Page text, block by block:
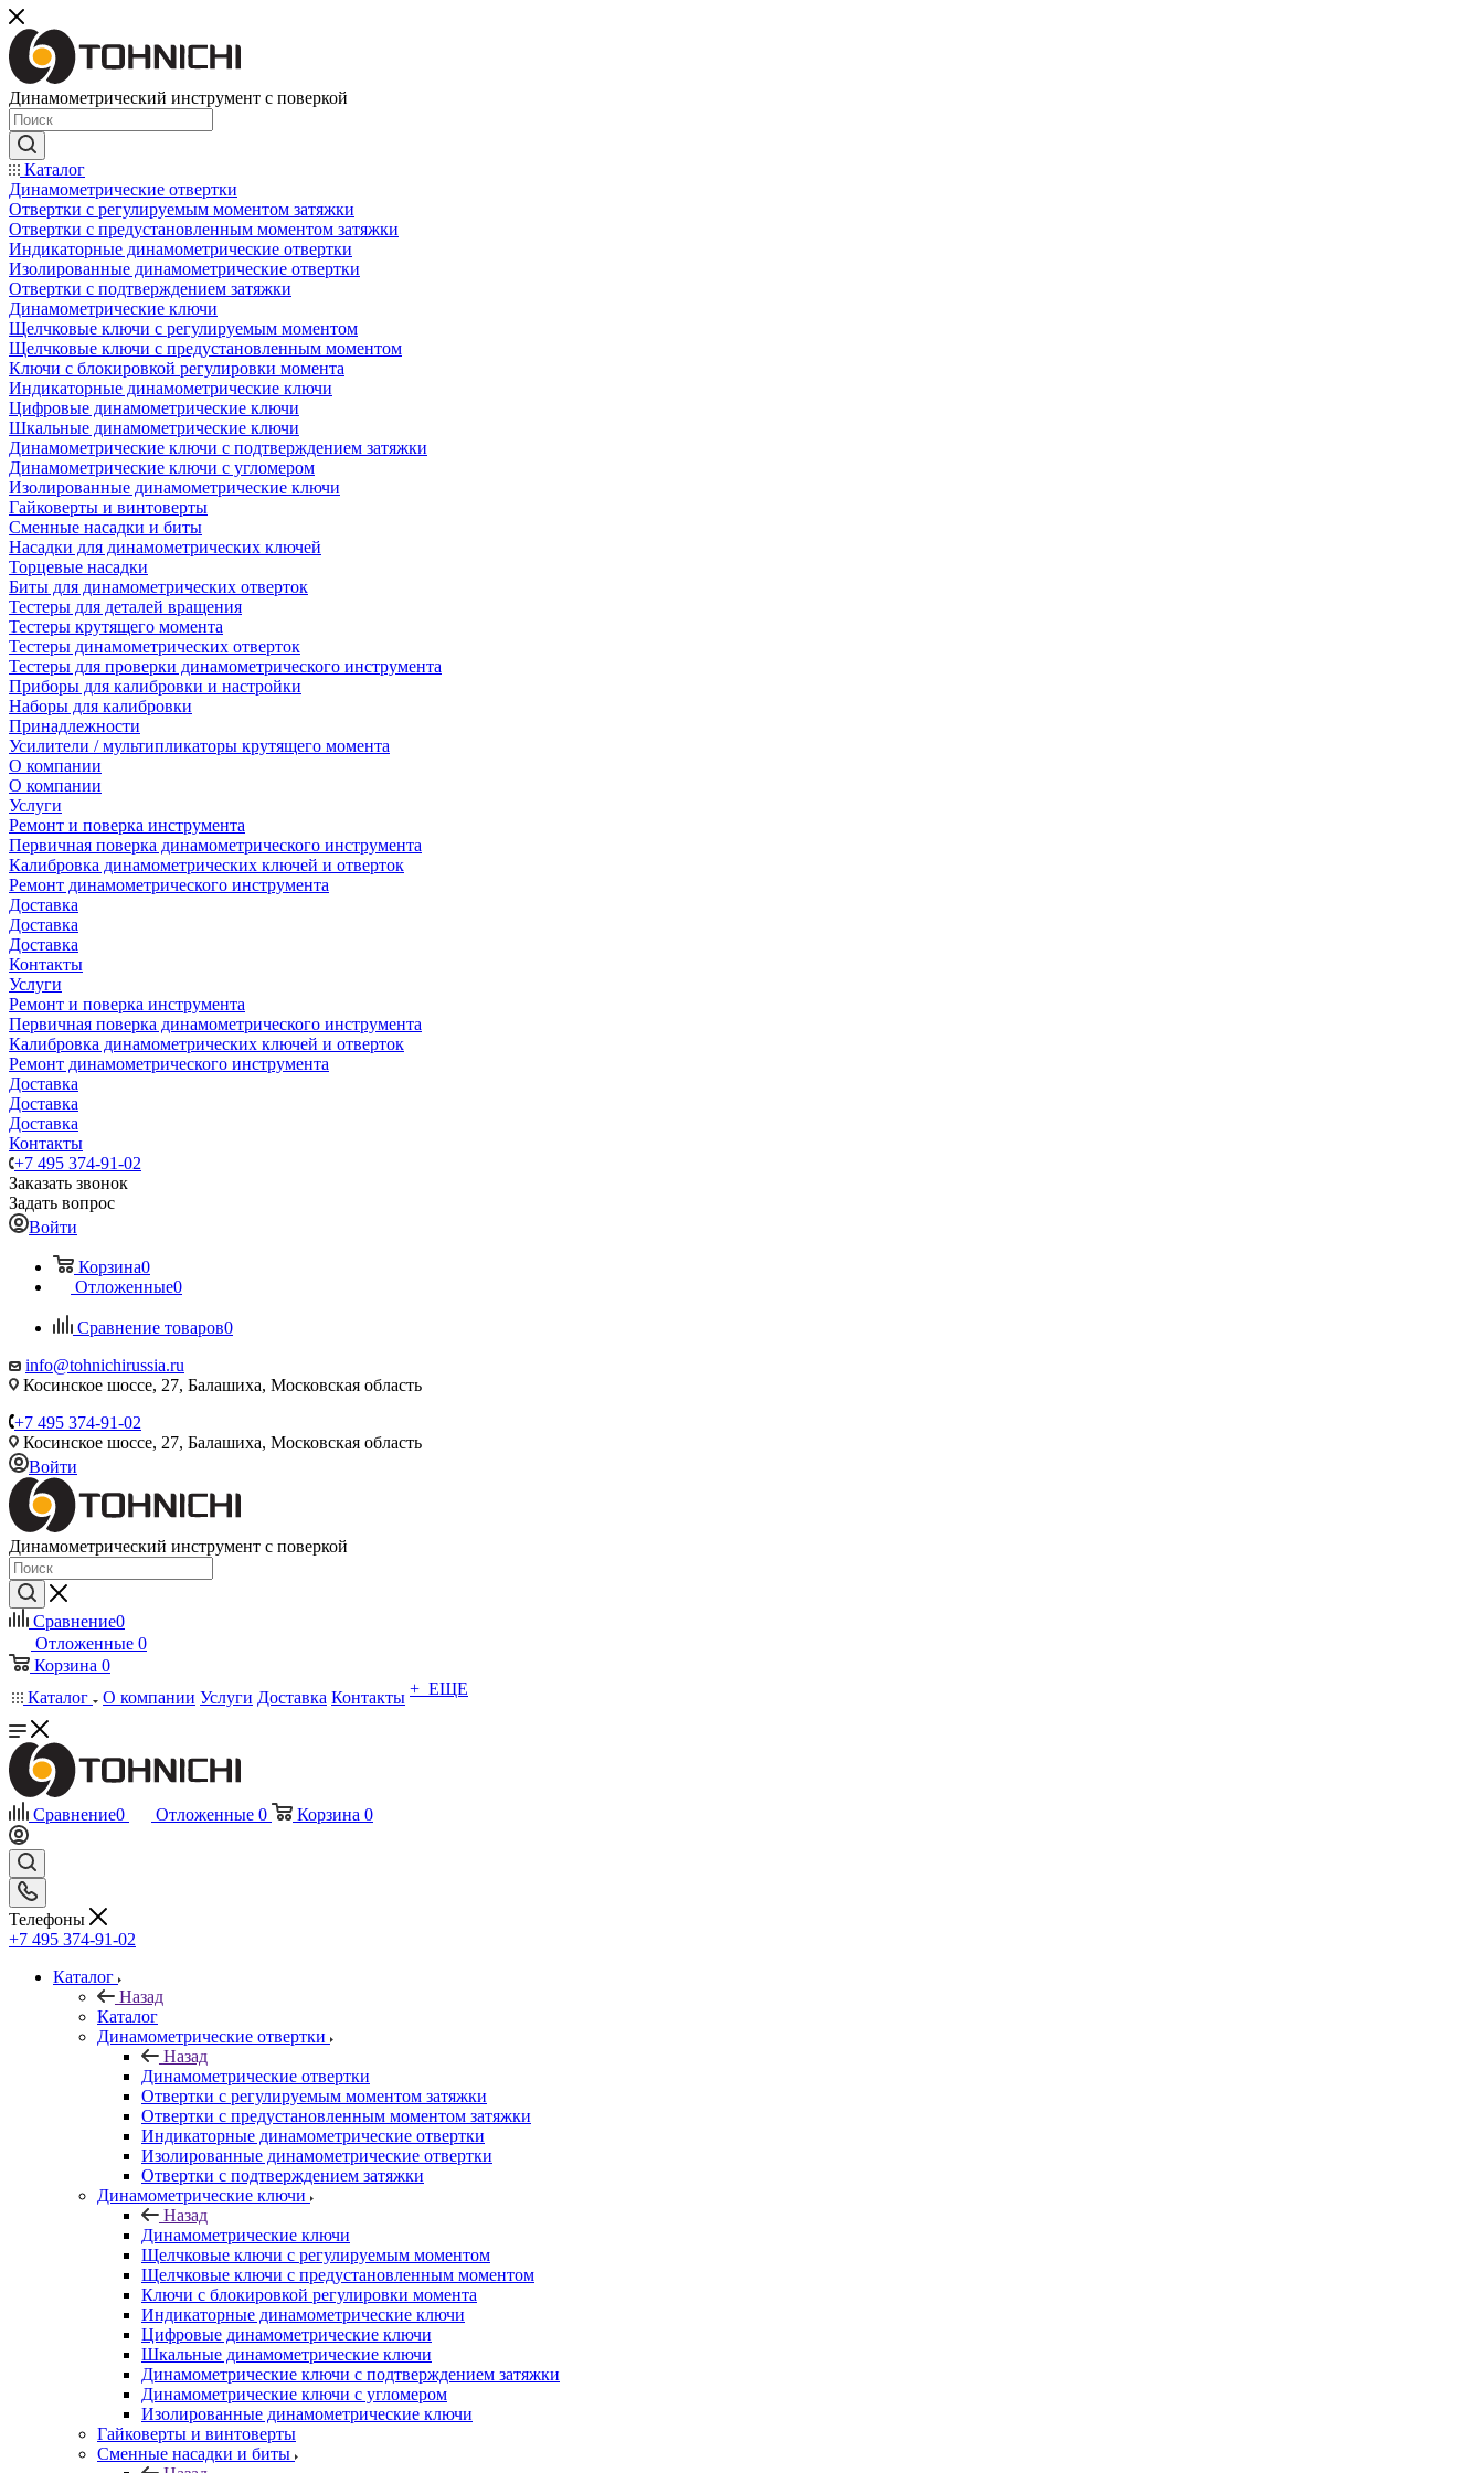
Динамометрический инструмент с поверкой
Каталог
Динамометрические отвертки
Отвертки с регулируемым моментом затяжки
Отвертки с предустановленным моментом затяжки
Индикаторные динамометрические отвертки
Изолированные динамометрические отвертки
Отвертки с подтверждением затяжки
Динамометрические ключи
Щелчковые ключи с регулируемым моментом
Щелчковые ключи с предустановленным моментом
Ключи с блокировкой регулировки момента
Индикаторные динамометрические ключи
Цифровые динамометрические ключи
Шкальные динамометрические ключи
Динамометрические ключи с подтверждением затяжки
Динамометрические ключи с угломером
Изолированные динамометрические ключи
Гайковерты и винтоверты
Сменные насадки и биты
Насадки для динамометрических ключей
Торцевые насадки
Биты для динамометрических отверток
Тестеры для деталей вращения
Тестеры крутящего момента
Тестеры динамометрических отверток
Тестеры для проверки динамометрического инструмента
Приборы для калибровки и настройки
Наборы для калибровки
Принадлежности
Усилители / мультипликаторы крутящего момента
О компании
О компании
Услуги
Ремонт и поверка инструмента
Первичная поверка динамометрического инструмента
Калибровка динамометрических ключей и отверток
Ремонт динамометрического инструмента
Доставка
Доставка
Доставка
Контакты
Услуги
Ремонт и поверка инструмента
Первичная поверка динамометрического инструмента
Калибровка динамометрических ключей и отверток
Ремонт динамометрического инструмента
Доставка
Доставка
Доставка
Контакты
+7 495 374-91-02
Заказать звонок
Задать вопрос
Войти
Корзина0
Отложенные0
Сравнение товаров0
info@tohnichirussia.ru
Косинское шоссе, 27, Балашиха, Московская область
+7 495 374-91-02
Косинское шоссе, 27, Балашиха, Московская область
Войти
Динамометрический инструмент с поверкой
Сравнение0
Отложенные 0
Корзина 0
Каталог
О компании Услуги Доставка Контакты + ЕЩЕ
Сравнение0 Отложенные 0 Корзина 0
Телефоны
+7 495 374-91-02
Каталог
Назад
Каталог
Динамометрические отвертки
Назад
Динамометрические отвертки
Отвертки с регулируемым моментом затяжки
Отвертки с предустановленным моментом затяжки
Индикаторные динамометрические отвертки
Изолированные динамометрические отвертки
Отвертки с подтверждением затяжки
Динамометрические ключи
Назад
Динамометрические ключи
Щелчковые ключи с регулируемым моментом
Щелчковые ключи с предустановленным моментом
Ключи с блокировкой регулировки момента
Индикаторные динамометрические ключи
Цифровые динамометрические ключи
Шкальные динамометрические ключи
Динамометрические ключи с подтверждением затяжки
Динамометрические ключи с угломером
Изолированные динамометрические ключи
Гайковерты и винтоверты
Сменные насадки и биты